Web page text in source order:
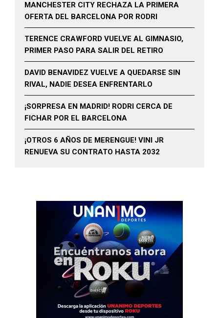
MANCHESTER CITY RECHAZA LA PRIMERA
OFERTA DEL BARCELONA POR RODRI
TERENCE CRAWFORD VUELVE AL GIMNASIO,
PRIMER PASO PARA SALIR DEL RETIRO
DAVID BENAVIDEZ VUELVE A QUEDARSE SIN
RIVAL, NADIE DESEA ENFRENTARLO
¡SORPRESA EN MADRID! RODRI CERCA DE
FICHAR POR EL BARCELONA
¡OTROS 6 AÑOS DE MERENGUE! VINI JR
RENUEVA SU CONTRATO HASTA 2032